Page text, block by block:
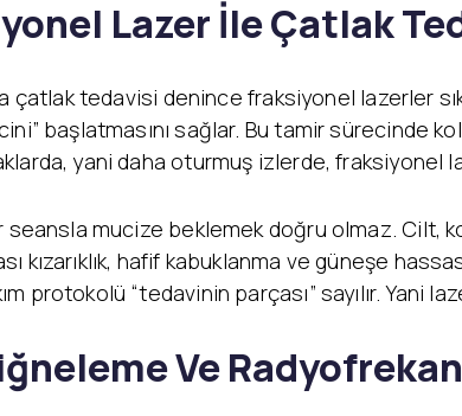
Lazer İle Çatlak
çatlak tedavisi denince fraksiyonel lazerler
başlatmasını sağlar. Bu tamir sürecinde
yani daha oturmuş izlerde, fraksiyonel
seansla mucize beklemek doğru olmaz. Cilt,
kızarıklık, hafif kabuklanma ve güneşe
protokolü “tedavinin parçası” sayılır. Yani
Ve